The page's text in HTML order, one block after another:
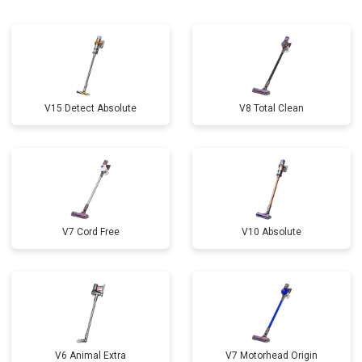
V15 Detect Absolute V8 Total Clean
V7 Cord Free V10 Absolute
V6 Animal Extra V7 Motorhead Origin